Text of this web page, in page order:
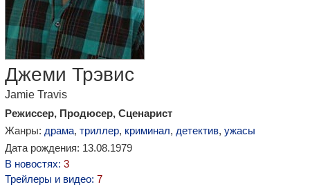
Джеми Трэвис
Jamie Travis
Режиссер, Продюсер, Сценарист
Жанры: драма, триллер, криминал, детектив, ужасы
Дата рождения: 13.08.1979
В новостях: 3
Трейлеры и видео: 7